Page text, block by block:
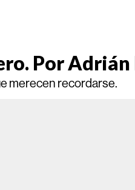
Por Adrián
merecen recordarse.